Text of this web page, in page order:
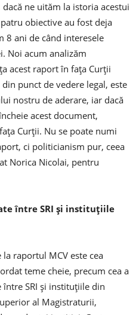
ne uităm la istoria acestui
obiective au fost deja
8 ani de când interesele
Noi acum analizăm
acest raport în faţa Curţii
punct de vedere legal, este
nostru de aderare, iar dacă
acest document,
Curţii. Nu se poate numi
ci politicianism pur, ceea
Norica Nicolai, pentru
între SRI şi instituţiile
raportul MCV este cea
teme cheie, precum cea a
SRI şi instituţiile din
al Magistraturii,